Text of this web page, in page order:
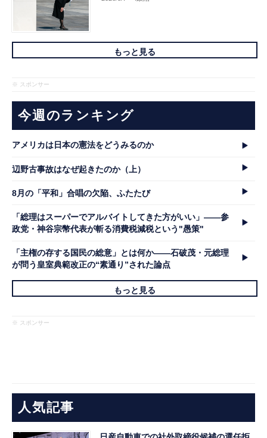
もっと見る
※ スポンサー
今週のランキング
アメリカは日本の憲法をどうみるのか
辺野古事故はなぜ起きたのか（上）
8月の「平和」合唱の欠陥、ふたたび
「総理はスーパーでアルバイトしてきた方がいい」――参
政党・神谷宗幣代表が斬る消費税減税という"愚策"
「主権の存する国民の総意」とは何か――石破茂・元総理
が問う皇室典範改正の“素通り”された論点
もっと見る
※ スポンサー
人気記事